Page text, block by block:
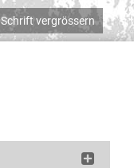
Schrift vergrössern